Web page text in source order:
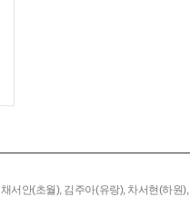
채서안(초월), 김주아(유랑), 차서현(하원),